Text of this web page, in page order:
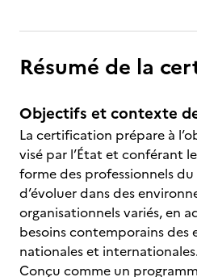
Résumé de la
Objectifs et contexte
La certification prépare à
visé par l’État et conférant
forme des professionnels
d’évoluer dans des
organisationnels variés, en
besoins contemporains des
nationales et internationales.
Conçu comme un